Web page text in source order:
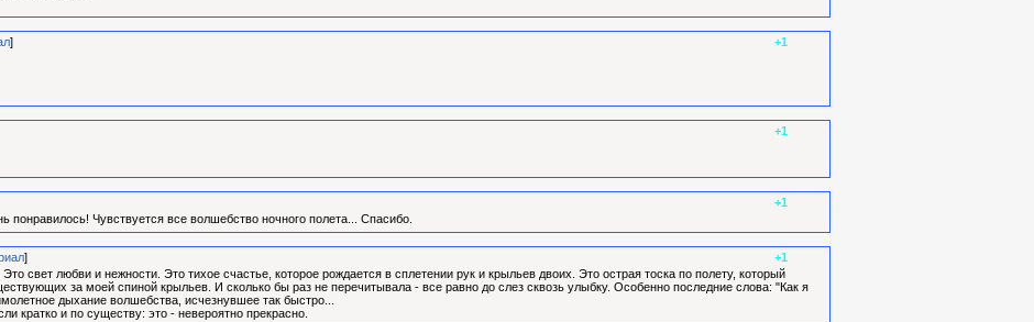
+1
]
+1
+1
понравилось! Чувствуется все волшебство ночного полета... Спасибо.
+1
]
свет любви и нежности. Это тихое счастье, которое рождается в сплетении рук и крыльев двоих. Это острая тоска по полету, который
за моей спиной крыльев. И сколько бы раз не перечитывала - все равно до слез сквозь улыбку. Особенно последние слова: "Как я
дыхание волшебства, исчезнувшее так быстро...
кратко и по существу: это - невероятно прекрасно.